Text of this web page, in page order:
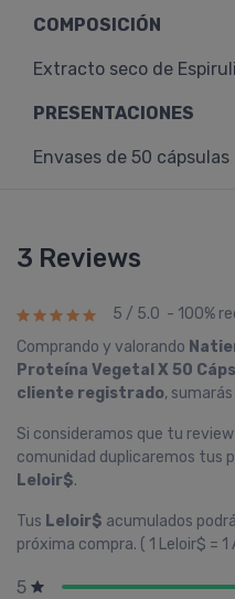
COMPOSICIÓN
Extracto seco de
PRESENTACIONES
Envases de 50 cápsulas
3 Reviews
5 / 5.0 - 100%
Comprando y valorando
Proteí­na Vegetal X 50
cliente registrado, sumarás
Si consideramos que tu
comunidad duplicaremos tus
Leloir$.
Tus Leloir$ acumulados
próxima compra. ( 1 Leloir$ = 1
5